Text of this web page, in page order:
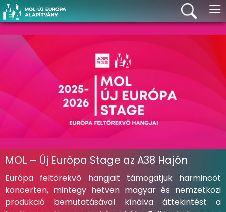
≡
MOL – Új Európa Stage az A38 Hajón
Európa feltörekvő hangjait támogatjuk harmincöt
koncerten, mintegy hetven magyar és nemzetközi
produkció bemutatásával kínálva áttekintést a